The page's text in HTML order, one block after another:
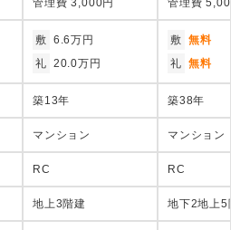
敷 6.6万円
礼 20.0万円
敷 無料
礼 無料
築13年 築38年
マンション マンション
RC RC
地上3階建 地下2地上5